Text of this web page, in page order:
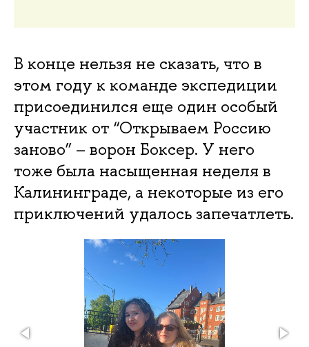
В конце нельзя не сказать, что в
этом году к команде экспедиции
присоединился еще один особый
участник от “Открываем Россию
заново” – ворон Боксер. У него
тоже была насыщенная неделя в
Калининграде, а некоторые из его
приключений удалось запечатлеть.